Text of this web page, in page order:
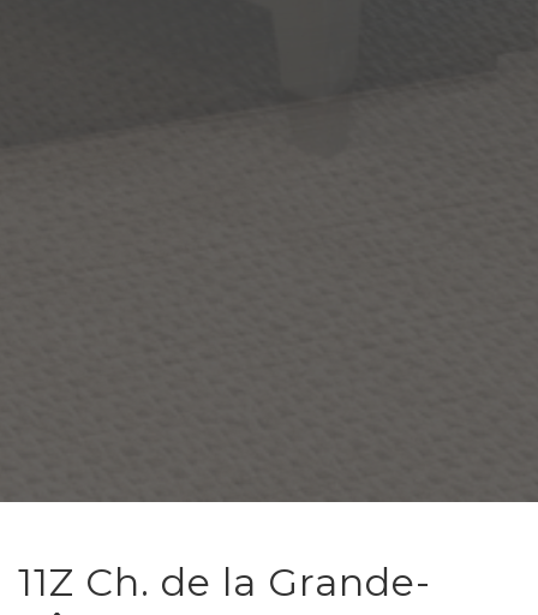
11Z Ch. de la Grande-